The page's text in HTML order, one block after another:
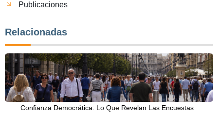
Publicaciones
Relacionadas
Confianza Democrática: Lo Que Revelan Las Encuestas